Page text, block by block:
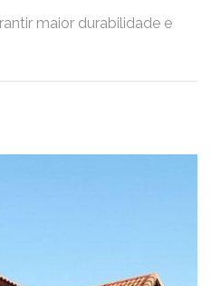
maior durabilidade e